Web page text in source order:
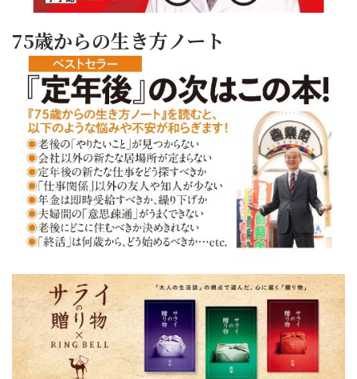
75歳からの生き方ノート